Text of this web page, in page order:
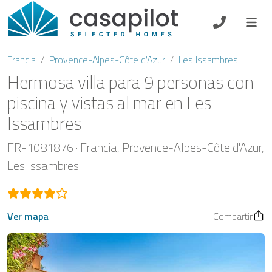
DE EN ES FR
Oferta de desayuno
Vouchers
Francia Provence-Alpes-Côte d'Azur Les Issambres
Hermosa villa para 9 personas con
piscina y vistas al mar en Les
Issambres
FR-1081876 Francia Provence-Alpes-Côte d'Azur
Les Issambres
Ver mapa Compartir